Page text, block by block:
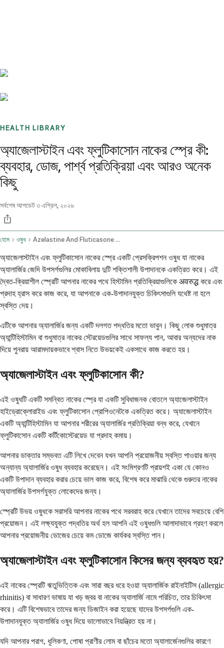
HEALTH LIBRARY
অ্যাজেলাস্টাইন এবং ফ্লুটিকাসোন নাকের স্প্রে কী:
ব্যবহার, ডোজ, পার্শ্ব প্রতিক্রিয়া এবং আরও অনেক
কিছু
সর্বশেষ আপডেট৩ এপ্রিল, ২০২৬
হোম ওষুধ Azelastine And Fluticasone Nasal Route
অ্যাজেলাস্টাইন এবং ফ্লুটিকাসোন নাকের স্প্রে একটি প্রেসক্রিপশন ওষুধ যা নাকের
অ্যালার্জির জেদি উপসর্গগুলির মোকাবিলায় দুটি শক্তিশালী উপাদানকে একত্রিত করে। এই
দ্বৈত-ক্রিয়াশীল স্প্রেটি আপনার নাকের পথে হিস্টামিন প্রতিক্রিয়াগুলিকে अवरुद्ध করে এবং
প্রদাহ হ্রাস করে কাজ করে, যা আপনাকে এক-উপাদানযুক্ত চিকিৎসাগুলি যথেষ্ট না হলে
স্বস্তি দেয়।
এটিকে আপনার অ্যালার্জির জন্য একটি দলগত পদ্ধতির মতো ভাবুন। কিছু লোক শুধুমাত্র
অ্যান্টিহিস্টামিন বা শুধুমাত্র নাকের স্টেরয়েডগুলির সাথে সাফল্য পান, আবার অন্যদের নাক
দিয়ে পুনরায় আরামদায়কভাবে শ্বাস নিতে উভয়কেই একসাথে কাজ করতে হয়।
অ্যাজেলাস্টাইন এবং ফ্লুটিকাসোন কী?
এই ওষুধটি একটি সমন্বিত নাকের স্প্রে যা একটি সুবিধাজনক বোতলে অ্যাজেলাস্টাইন
হাইড্রোক্লোরাইড এবং ফ্লুটিকাসোন প্রোপিওনেটকে একত্রিত করে। অ্যাজেলাস্টাইন
একটি অ্যান্টিহিস্টামিন যা আপনার শরীরের অ্যালার্জির প্রতিক্রিয়া বন্ধ করে, যেখানে
ফ্লুটিকাসোন একটি কর্টিকোস্টেরয়েড যা প্রদাহ কমায়।
আপনার ডাক্তার সম্ভবত এটি লিখে দেবেন যখন আপনি প্রয়োজনীয় স্বস্তি পাওয়ার জন্য
অন্যান্য অ্যালার্জির ওষুধ ব্যবহার করেছেন। এই সংমিশ্রণটি প্রায়শই একা যে কোনও
একটি উপাদান ব্যবহার করার চেয়ে ভাল কাজ করে, বিশেষ করে মাঝারি থেকে গুরুতর নাকের
অ্যালার্জির উপসর্গযুক্ত লোকেদের জন্য।
স্প্রেটি উভয় ওষুধকে সরাসরি আপনার নাকের পথে সরবরাহ করে যেখানে তাদের সবচেয়ে বেশি
প্রয়োজন। এই লক্ষ্যযুক্ত পদ্ধতির অর্থ হল আপনি এই ওষুধগুলি আলাদাভাবে গ্রহণ করলে
আপনার প্রয়োজনীয় ডোজের চেয়ে কম ডোজে কার্যকর স্বস্তি পান।
অ্যাজেলাস্টাইন এবং ফ্লুটিকাসোন কিসের জন্য ব্যবহৃত হয়?
এই নাকের স্প্রেটি ঋতুভিত্তিক এবং সারা বছর ধরে হওয়া অ্যালার্জিক রাইনাইটিস (allergic
rhinitis) বা সাধারণ ভাষায় যা খড় জ্বর বা নাকের অ্যালার্জি নামে পরিচিত, তার চিকিৎসা
করে। এটি বিশেষভাবে তাদের জন্য ডিজাইন করা হয়েছে যাদের উপসর্গগুলি এক-
উপাদানযুক্ত অ্যালার্জির ওষুধ দিয়ে ভালোভাবে নিয়ন্ত্রিত হয় না।
যদি আপনার পরাগ, ধূলিকণা, পোষা প্রাণীর লোম বা ছাঁচের মতো অ্যালার্জেনগুলির কারণে